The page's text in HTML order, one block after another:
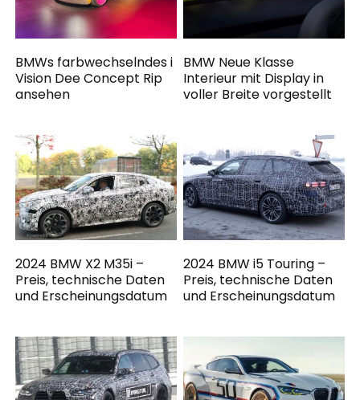
BMWs farbwechselndes i
Vision Dee Concept Rip
ansehen
BMW Neue Klasse
Interieur mit Display in
voller Breite vorgestellt
2024 BMW X2 M35i –
Preis, technische Daten
und Erscheinungsdatum
2024 BMW i5 Touring –
Preis, technische Daten
und Erscheinungsdatum